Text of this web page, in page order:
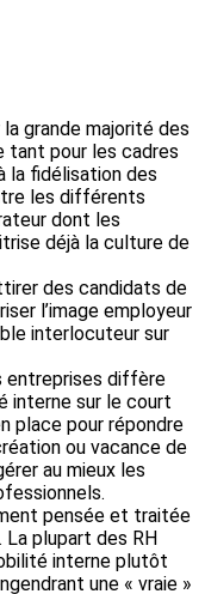
grande majorité des
tant pour les cadres
la fidélisation des
les différents
dont les
déjà la culture de
des candidats de
l’image employeur
interlocuteur sur
entreprises diffère
interne sur le court
place pour répondre
ou vacance de
au mieux les
pensée et traitée
plupart des RH
interne plutôt
une « vraie »